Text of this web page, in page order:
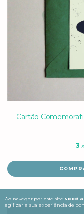
Ao navegar por este site você
agilizar a sua experiência de
Cartão
3